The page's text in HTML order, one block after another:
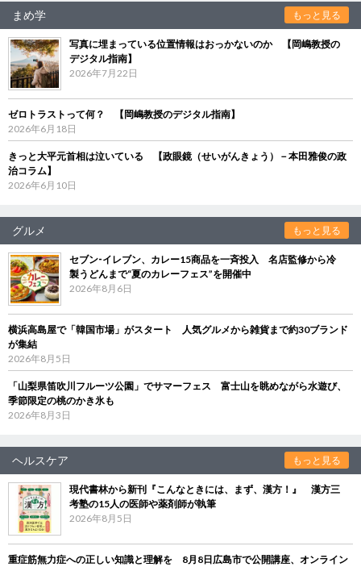
まめ学 もっと見る
写真に埋まっている位置情報はおっかないのか 【岡嶋教授の
デジタル指南】
2026年7月22日
ゼロトラストって何？ 【岡嶋教授のデジタル指南】
2026年6月18日
きっと大平元首相は泣いている 【政眼鏡（せいがんきょう）－本田雅俊の政
治コラム】
2026年6月10日
グルメ もっと見る
セブン‐イレブン、カレー15商品を一斉投入 名店監修から冷
製うどんまで“夏のカレーフェス”を開催中
2026年8月6日
横浜高島屋で「韓国市場」がスタート 人気グルメから雑貨まで約30ブランド
が集結
2026年8月5日
「山梨県笛吹川フルーツ公園」でサマーフェス 富士山を眺めながら水遊び、
季節限定の桃のかき氷も
2026年8月3日
ヘルスケア もっと見る
現代書林から新刊『こんなときには、まず、漢方！』 漢方三
考塾の15人の医師や薬剤師が執筆
2026年8月5日
重症筋無力症への正しい知識と理解を 8月8日広島市で公開講座、オンライン